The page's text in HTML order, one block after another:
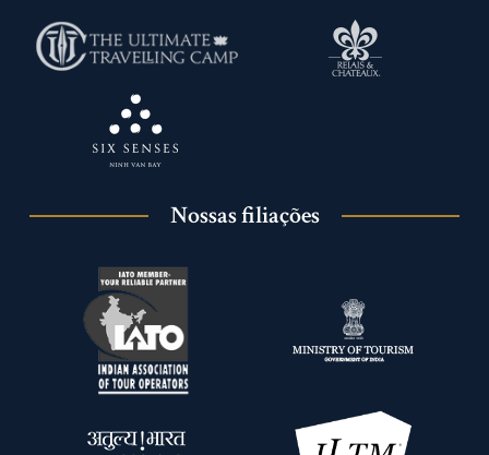
Nossas filiações